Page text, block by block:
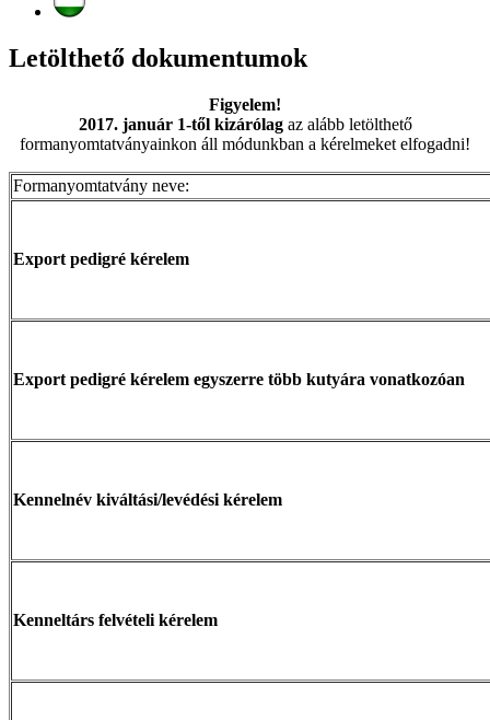
Letölthető dokumentumok
Figyelem!
2017. január 1-től kizárólagaz alább letölthető
formanyomtatványainkon áll módunkban a kérelmeket elfogadni!
Formanyomtatvány neve:
Export pedigré kérelem
Export pedigré kérelem egyszerre több kutyára vonatkozóan
Kennelnév kiváltási/levédési kérelem
Kenneltárs felvételi kérelem